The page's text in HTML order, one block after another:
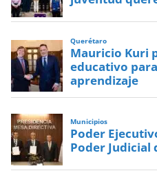
Querétaro
Mauricio Kuri
educativo
aprendizaje
Municipios
Poder
Poder Judicial